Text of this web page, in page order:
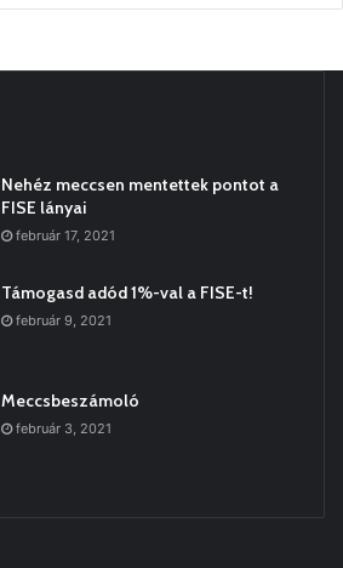
Nehéz meccsen mentettek pontot a
FISE lányai
február 17, 2021
Támogasd adód 1%-val a FISE-t!
február 9, 2021
Meccsbeszámoló
február 3, 2021